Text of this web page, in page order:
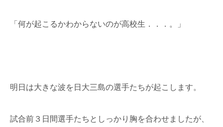
「何が起こるかわからないのが高校生．．．。」
明日は大きな波を日大三島の選手たちが起こします。
試合前３日間選手たちとしっかり胸を合わせましたが、